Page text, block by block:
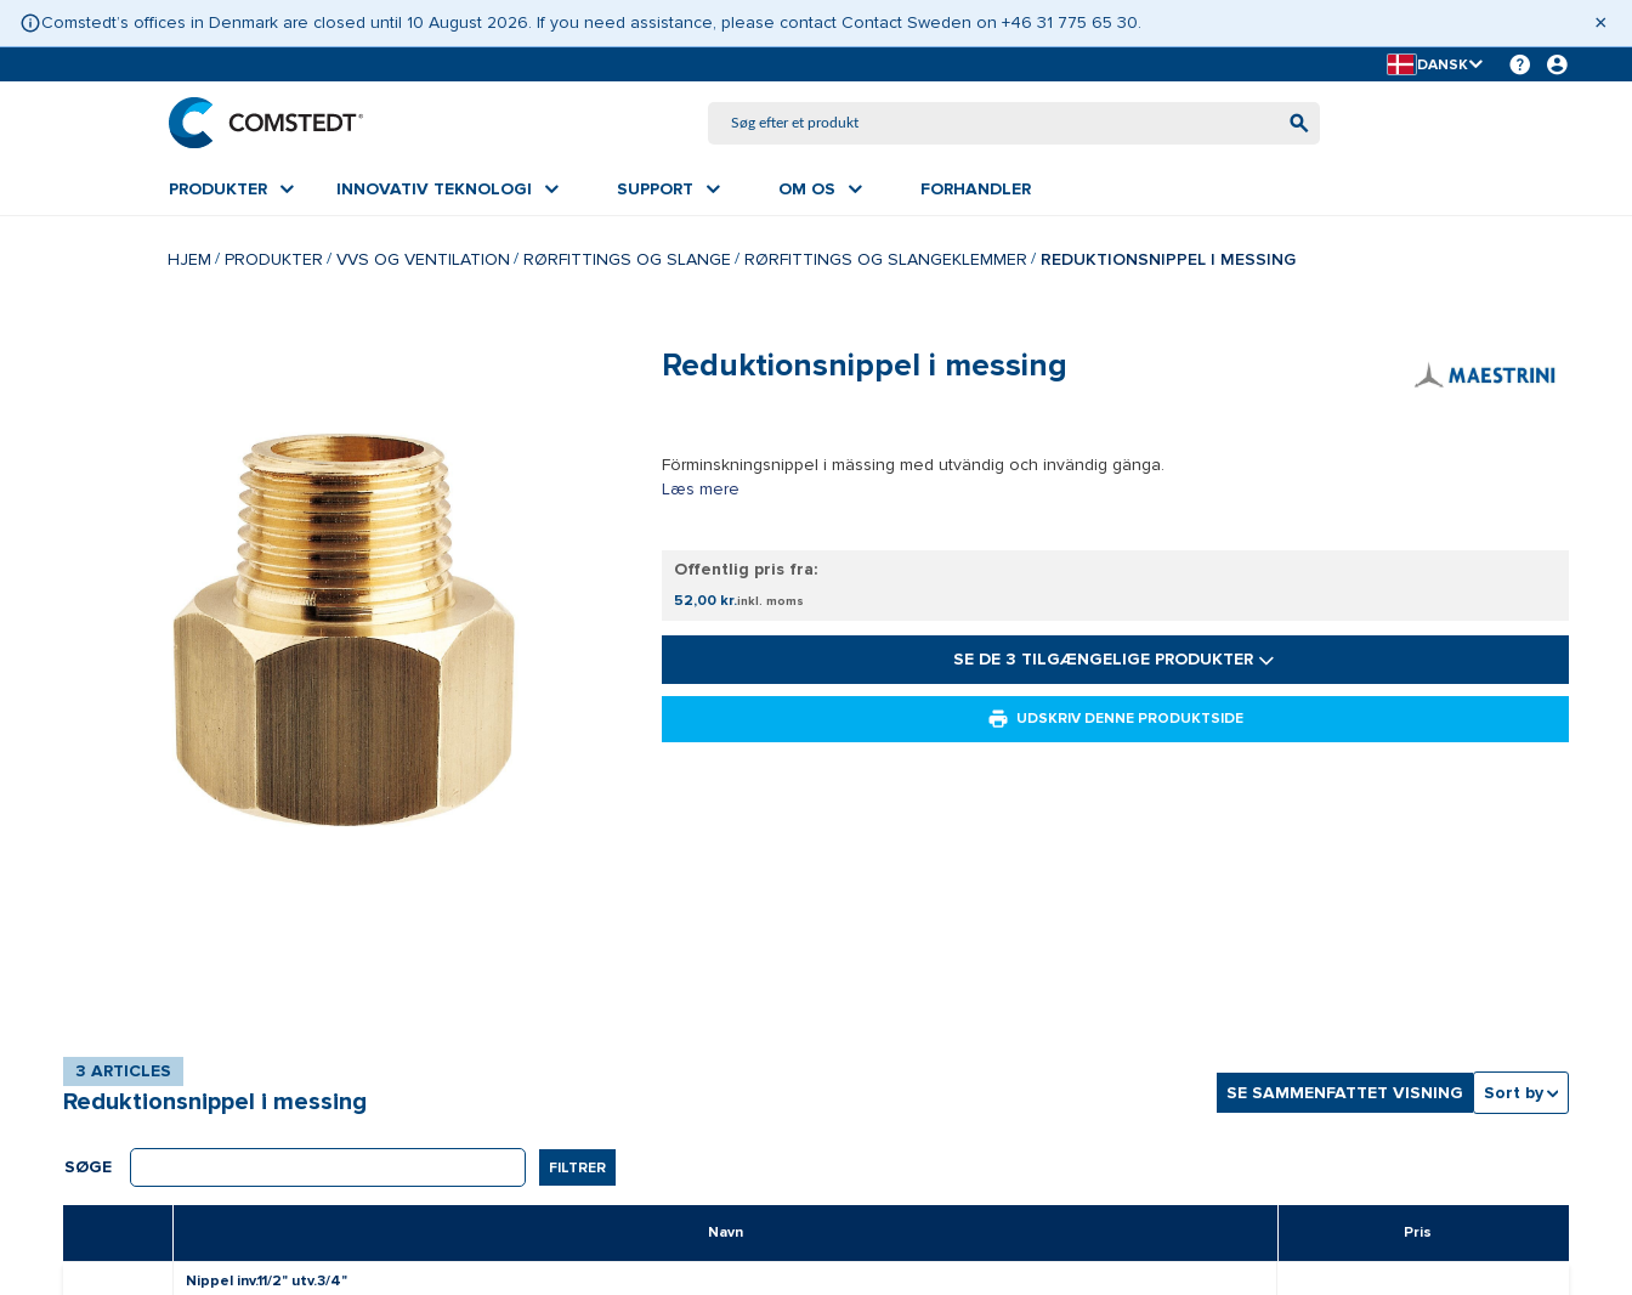
Comstedt’s offices in Denmark are closed until 10 August 2026. If you need assistance, please contact Contact Sweden on +46 31 775 65 30. ×
DANSK
PRODUKTER INNOVATIV TEKNOLOGI SUPPORT OM OS FORHANDLER
HJEM PRODUKTER VVS OG VENTILATION RØRFITTINGS OG SLANGE RØRFITTINGS OG SLANGEKLEMMER REDUKTIONSNIPPEL I MESSING
Reduktionsnippel i messing
Förminskningsnippel i mässing med utvändig och invändig gänga.
Læs mere
Offentlig pris fra:
52,00 kr.inkl. moms
SE DE 3 TILGÆNGELIGE PRODUKTER
UDSKRIV DENNE PRODUKTSIDE
SØGE FILTRER
3 ARTICLES
Reduktionsnippel i messing SE SAMMENFATTET VISNING Sort by
Navn Pris
Nippel inv.11/2" utv.3/4"